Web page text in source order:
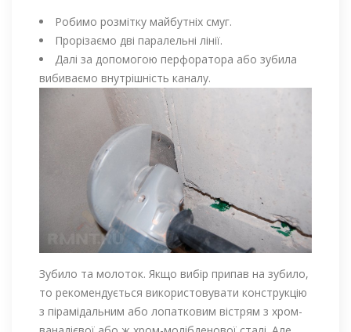
Робимо розмітку майбутніх смуг.
Прорізаємо дві паралельні лінії.
Далі за допомогою перфоратора або зубила
вибиваємо внутрішність каналу.
Зубило та молоток. Якщо вибір припав на зубило,
то рекомендується використовувати конструкцію
з пірамідальним або лопатковим вістрям з хром-